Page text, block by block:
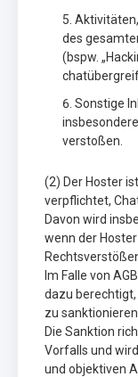
des
(bspw.
Sonstige
verstoßen.
(2) Der Hoster
verpflichtet,
Davon wird
wenn der
Im Falle von
dazu
zu sanktionieren.
Die Sanktion
Vorfalls und
und objektiven